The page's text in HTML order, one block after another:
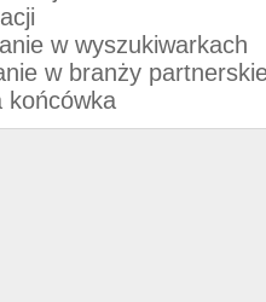
w wyszukiwarkach
w branży
końcówka